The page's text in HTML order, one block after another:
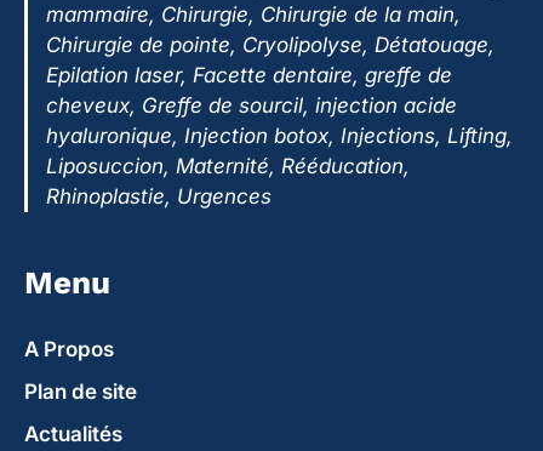
mammaire, Chirurgie, Chirurgie de la main,
Chirurgie de pointe, Cryolipolyse, Détatouage,
Epilation laser, Facette dentaire, greffe de
cheveux, Greffe de sourcil, injection acide
hyaluronique, Injection botox, Injections, Lifting,
Liposuccion, Maternité, Rééducation,
Rhinoplastie, Urgences
Menu
A Propos
Plan de site
Actualités